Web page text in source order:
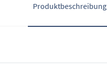
Produktbeschreibung